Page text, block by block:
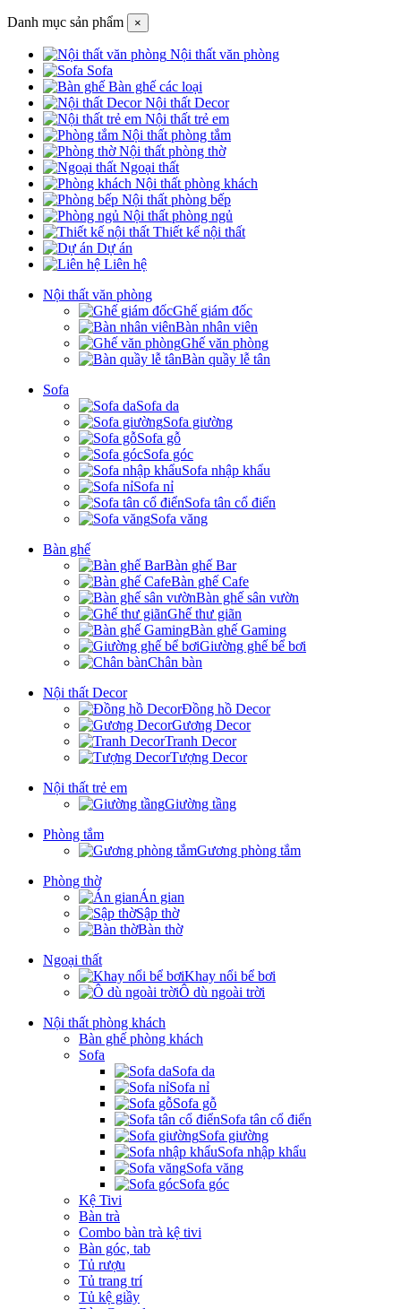
Danh mục sản phẩm ×
Nội thất văn phòng
Sofa
Bàn ghế các loại
Nội thất Decor
Nội thất trẻ em
Nội thất phòng tắm
Nội thất phòng thờ
Ngoại thất
Nội thất phòng khách
Nội thất phòng bếp
Nội thất phòng ngủ
Thiết kế nội thất
Dự án
Liên hệ
Nội thất văn phòng
Ghế giám đốc
Bàn nhân viên
Ghế văn phòng
Bàn quầy lễ tân
Sofa
Sofa da
Sofa giường
Sofa gỗ
Sofa góc
Sofa nhập khẩu
Sofa nỉ
Sofa tân cổ điển
Sofa văng
Bàn ghế
Bàn ghế Bar
Bàn ghế Cafe
Bàn ghế sân vườn
Ghế thư giãn
Bàn ghế Gaming
Giường ghế bể bơi
Chân bàn
Nội thất Decor
Đồng hồ Decor
Gương Decor
Tranh Decor
Tượng Decor
Nội thất trẻ em
Giường tầng
Phòng tắm
Gương phòng tắm
Phòng thờ
Án gian
Sập thờ
Bàn thờ
Ngoại thất
Khay nổi bể bơi
Ô dù ngoài trời
Nội thất phòng khách
Bàn ghế phòng khách
Sofa
Sofa da
Sofa nỉ
Sofa gỗ
Sofa tân cổ điển
Sofa giường
Sofa nhập khẩu
Sofa văng
Sofa góc
Kệ Tivi
Bàn trà
Combo bàn trà kệ tivi
Bàn góc, tab
Tủ rượu
Tủ trang trí
Tủ kệ giầy